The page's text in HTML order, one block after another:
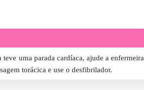
uma parada cardíaca, ajude a enfermeira
torácica e use o desfibrilador.